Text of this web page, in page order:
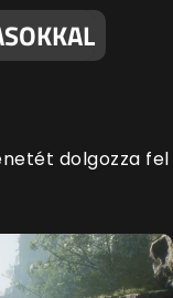
dolgozza fel